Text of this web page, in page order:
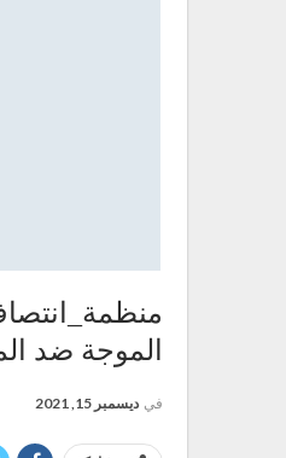
الموجة ضد
في ديسمبر 15, 2021